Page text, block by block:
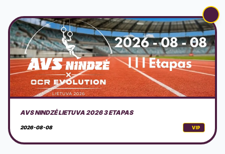
DOVILŲ KURORTO ŠVENTĖ 2026 + PROGRAMA
2026-08-08 VIP